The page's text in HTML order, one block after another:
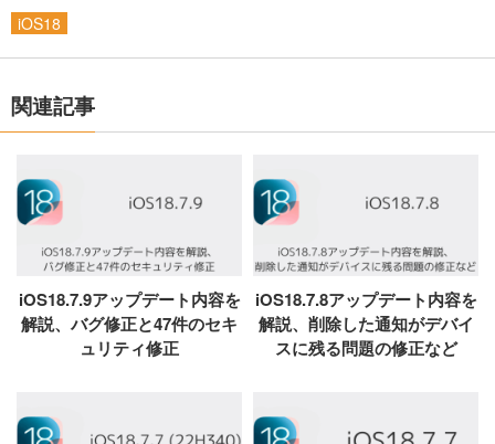
iOS18
関連記事
iOS18.7.9アップデート内容を
解説、バグ修正と47件のセキ
ュリティ修正
iOS18.7.8アップデート内容を
解説、削除した通知がデバイ
スに残る問題の修正など